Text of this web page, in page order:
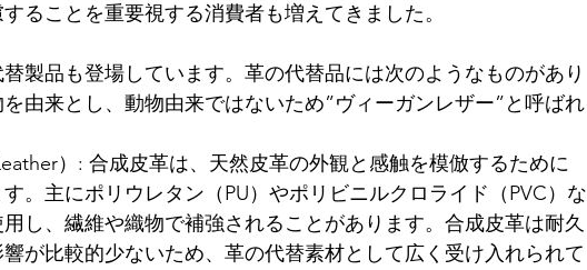
ることを重要視する消費者も増えてきました。
製品も登場しています。革の代替品には次のようなものがあり
由来とし、動物由来ではないため”ヴィーガンレザー”と呼ばれ
）: 合成皮革は、天然皮革の外観と感触を模倣するために
。主にポリウレタン（PU）やポリビニルクロライド（PVC）な
し、繊維や織物で補強されることがあります。合成皮革は耐久
が比較的少ないため、革の代替素材として広く受け入れられて